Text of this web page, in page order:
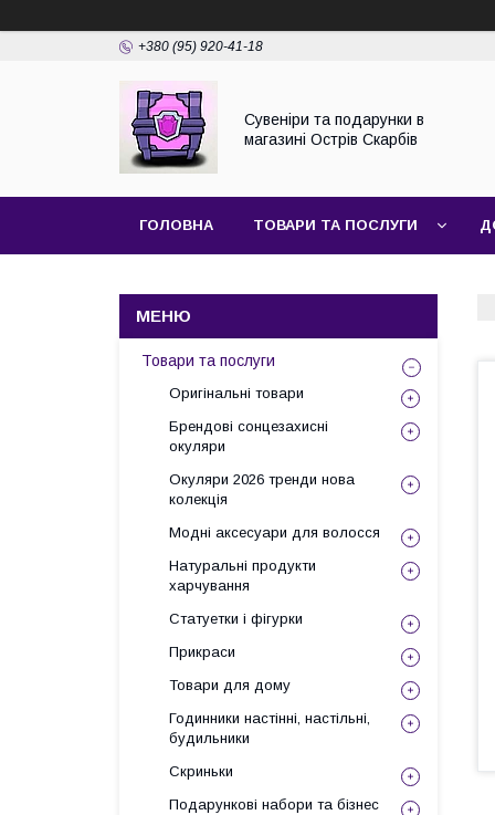
+380 (95) 920-41-18
Сувеніри та подарунки в
магазині Острів Скарбів
ГОЛОВНА ТОВАРИ ТА ПОСЛУГИ
Товари та послуги
Оригінальні товари
Брендові сонцезахисні
окуляри
Окуляри 2026 тренди нова
колекція
Модні аксесуари для волосся
Натуральні продукти
харчування
Статуетки і фігурки
Прикраси
Товари для дому
Годинники настінні, настільні,
будильники
Скриньки
Подарункові набори та бізнес